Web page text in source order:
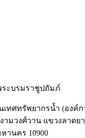
ระบรมราชูปถัมภ์
เทศทรัพยากรน้ำ (องค์
ามวงศ์วาน แขวงลาดย
านคร 10900